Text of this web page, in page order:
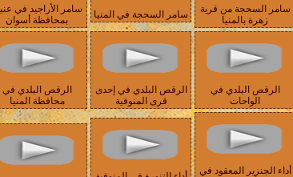
سامر السحجة من قرية
زهرة بالمنيا
سامر السحجة في المنيا
سامر الأراجيد في
بمحافظة أسوان
الرقص البلدي في
الواحات
الرقص البلدي في إحدى
قرى المنوفية
الرقص البلدي في
محافظة المنيا
أداء الجنزير المعقود في